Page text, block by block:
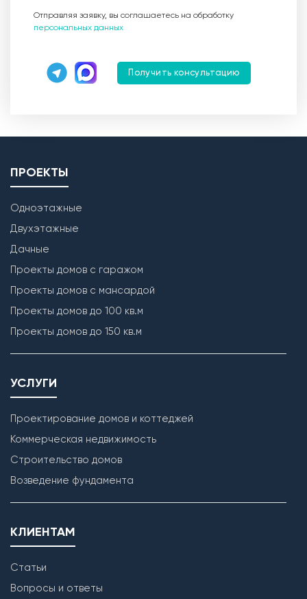
Отправляя заявку, вы соглашаетесь на обработку
персональных данных
Получить консультацию
ПРОЕКТЫ
Одноэтажные
Двухэтажные
Дачные
Проекты домов с гаражом
Проекты домов с мансардой
Проекты домов до 100 кв.м
Проекты домов до 150 кв.м
УСЛУГИ
Проектирование домов и коттеджей
Коммерческая недвижимость
Строительство домов
Возведение фундамента
КЛИЕНТАМ
Статьи
Вопросы и ответы